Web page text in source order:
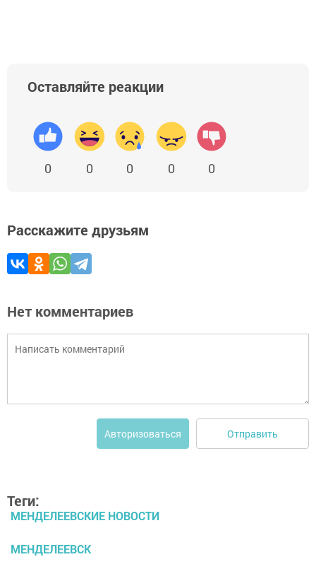
Оставляйте реакции
0 0 0 0 0
Расскажите друзьям
Нет комментариев
Авторизоваться Отправить
Теги:
МЕНДЕЛЕЕВСКИЕ НОВОСТИ
МЕНДЕЛЕЕВСК